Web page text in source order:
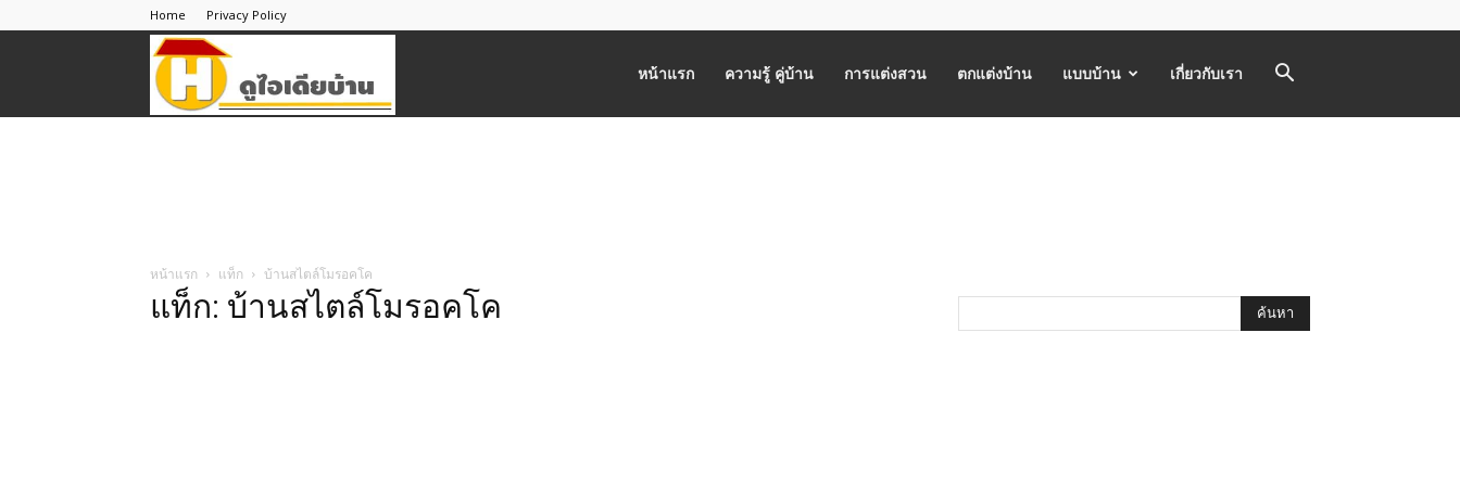
Home Privacy Policy
หน้าแรก ความรู้ คู่บ้าน การแต่งสวน ตกแต่งบ้าน แบบบ้าน เกี่ยวกับเรา
หน้าแรก แท็ก บ้านสไตล์โมรอคโค
แท็ก: บ้านสไตล์โมรอคโค